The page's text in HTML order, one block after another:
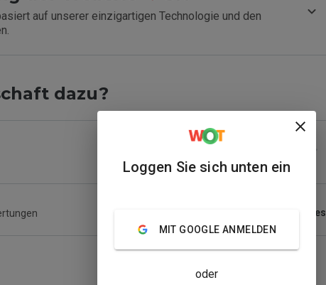
auf unserer einzigartigen Technologie und den
dazu?
Neuestes
Loggen Sie sich unten ein
MIT GOOGLE ANMELDEN
oder